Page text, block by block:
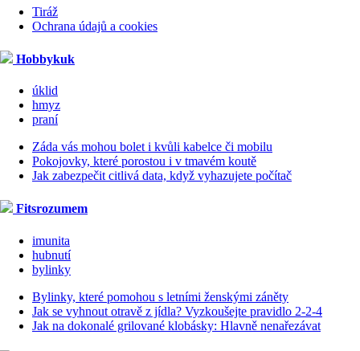
Tiráž
Ochrana údajů a cookies
Hobbykuk
úklid
hmyz
praní
Záda vás mohou bolet i kvůli kabelce či mobilu
Pokojovky, které porostou i v tmavém koutě
Jak zabezpečit citlivá data, když vyhazujete počítač
Fitsrozumem
imunita
hubnutí
bylinky
Bylinky, které pomohou s letními ženskými záněty
Jak se vyhnout otravě z jídla? Vyzkoušejte pravidlo 2-2-4
Jak na dokonalé grilované klobásky: Hlavně nenařezávat